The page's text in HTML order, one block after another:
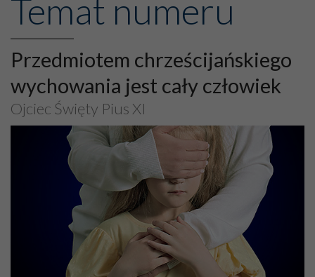
Temat numeru
Przedmiotem chrześcijańskiego
wychowania jest cały człowiek
Ojciec Święty Pius XI